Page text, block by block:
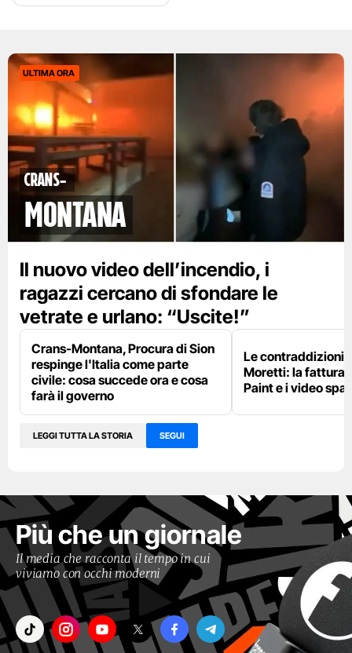
ULTIMA ORA
Crans-
Montana
Il nuovo video dell’incendio, i
ragazzi cercano di sfondare le
vetrate e urlano: “Uscite!”
Crans-Montana, Procura di Sion
respinge l'Italia come parte
civile: cosa succede ora e cosa
farà il governo
Le contraddizioni
Moretti: la fattura
Paint e i video
LEGGI TUTTA LA STORIA SEGUI
Più che un giornale
Il media che racconta il tempo in cui
viviamo con occhi moderni